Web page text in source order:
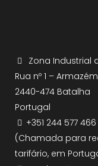
Zona Industrial
Rua nº 1 –
2440-474 Batalha
Portugal
+351 244 577 466
(Chamada para
tarifário, em